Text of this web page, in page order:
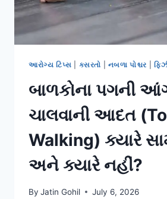
આરોગ્ય ટિપ્સ કસરતો નબળા પોશ્ચર
બાળકોના પગની
ચાલવાની આદત
Walking) ક્યારે
અને ક્યારે નહીં?
By Jatin Gohil July 6, 2026